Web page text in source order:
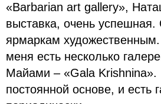
«Barbarian art gallery»,
выставка, очень
ярмаркам
меня есть несколько
Майами – «Galа Krishnina».
постоянной основе, и есть